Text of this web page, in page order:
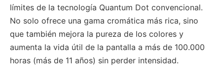
límites de la tecnología Quantum Dot convencional.
No solo ofrece una gama cromática más rica, sino
que también mejora la pureza de los colores y
aumenta la vida útil de la pantalla a más de 100.000
horas (más de 11 años) sin perder intensidad.